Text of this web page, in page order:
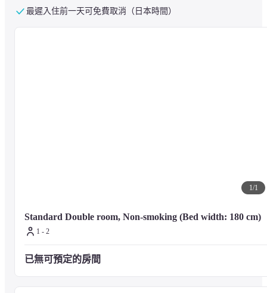
間。
飯店內設有投幣式洗衣機、自動販賣機等設施。
最遲入住前一天可免費取消（日本時間）
1/1
Standard Double room, Non-smoking (Bed width: 180 cm)
1 - 2
已無可預定的房間